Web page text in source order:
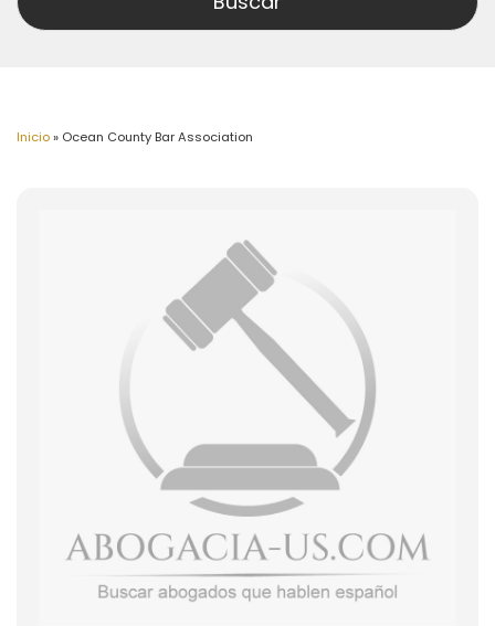
Inicio» Ocean County Bar Association